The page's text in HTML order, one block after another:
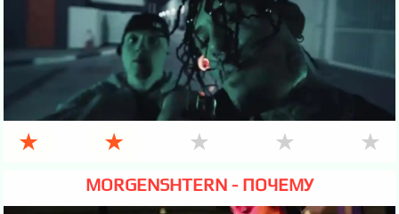
★ ★ ★ ★ ★
MORGENSHTERN - ПОЧЕМУ